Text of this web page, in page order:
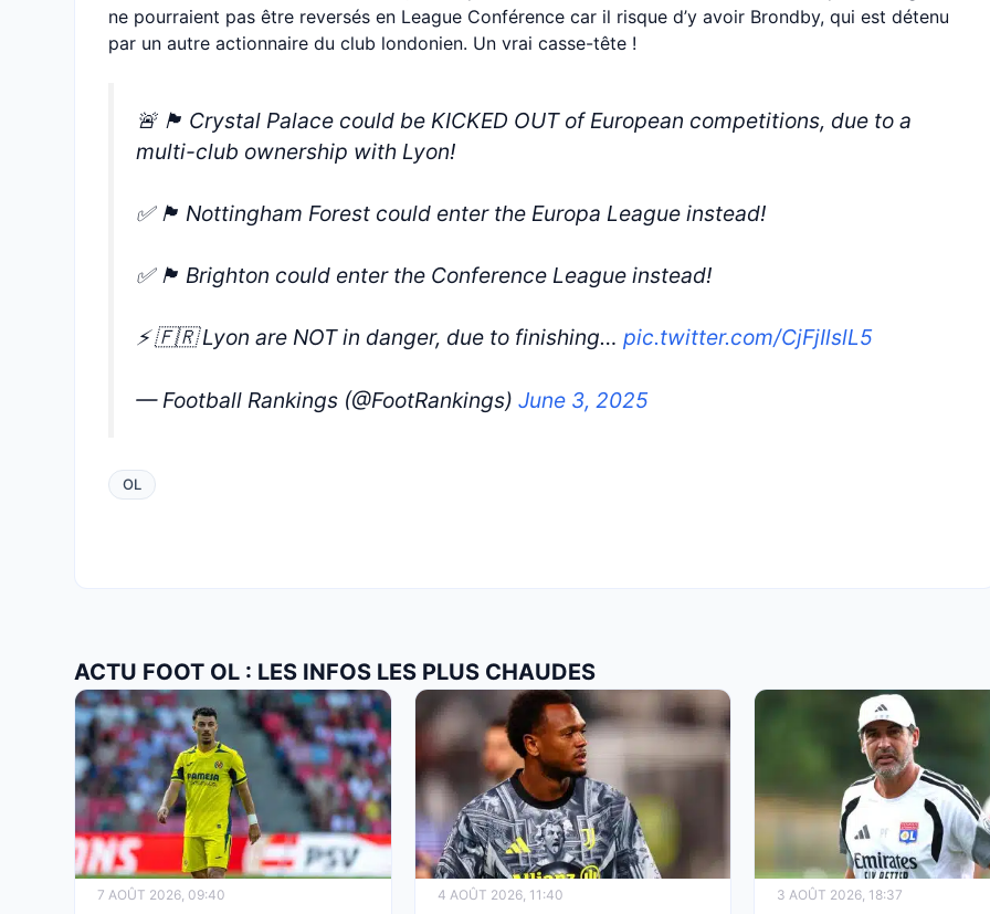
ne pourraient pas être reversés en League Conférence car il risque d’y avoir Brondby, qui est détenu
par un autre actionnaire du club londonien. Un vrai casse-tête !
🚨 🏴󠁧󠁢󠁥󠁮󠁧󠁿 Crystal Palace could be KICKED OUT of European competitions, due to a
multi-club ownership with Lyon!
✅ 🏴󠁧󠁢󠁥󠁮󠁧󠁿 Nottingham Forest could enter the Europa League instead!
✅ 🏴󠁧󠁢󠁥󠁮󠁧󠁿 Brighton could enter the Conference League instead!
⚡️ 🇫🇷 Lyon are NOT in danger, due to finishing… pic.twitter.com/CjFjIlslL5
— Football Rankings (@FootRankings) June 3, 2025
OL
ACTU FOOT OL : LES INFOS LES PLUS CHAUDES
7 AOÛT 2026, 09:40 4 AOÛT 2026, 11:40 3 AOÛT 2026, 18:37